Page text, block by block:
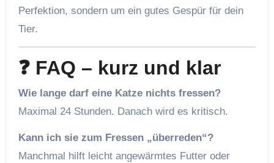
Perfektion, sondern um ein gutes Gespür für dein
Tier.
❓ FAQ – kurz und klar
Wie lange darf eine Katze nichts fressen?
Maximal 24 Stunden. Danach wird es kritisch.
Kann ich sie zum Fressen „überreden“?
Manchmal hilft leicht angewärmtes Futter oder